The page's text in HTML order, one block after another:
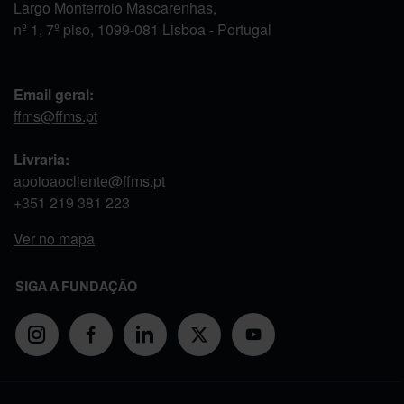
Largo Monterroio Mascarenhas,
nº 1, 7º piso, 1099-081 Lisboa - Portugal
Email geral:
ffms@ffms.pt
Livraria:
apoioaocliente@ffms.pt
+351 219 381 223
Ver no mapa
SIGA A FUNDAÇÃO